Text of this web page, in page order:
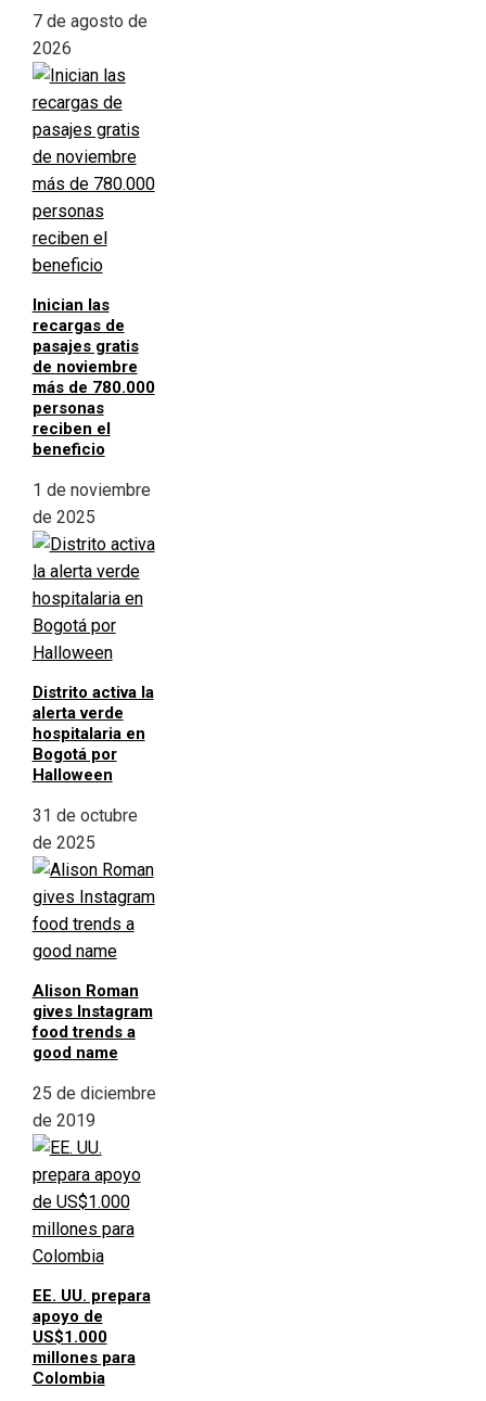
7 de agosto de
2026
Inician las
recargas de
pasajes gratis
de noviembre
más de 780.000
personas
reciben el
beneficio
1 de noviembre
de 2025
Distrito activa la
alerta verde
hospitalaria en
Bogotá por
Halloween
31 de octubre
de 2025
Alison Roman
gives Instagram
food trends a
good name
25 de diciembre
de 2019
EE. UU. prepara
apoyo de
US$1.000
millones para
Colombia